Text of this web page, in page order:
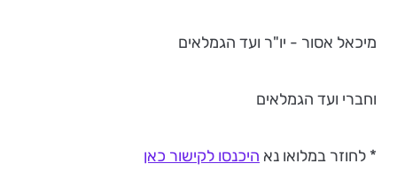
מיכאל אסור - יו"ר ועד הגמלאים
וחברי ועד הגמלאים
* לחוזר במלואו נא היכנסו לקישור כאן